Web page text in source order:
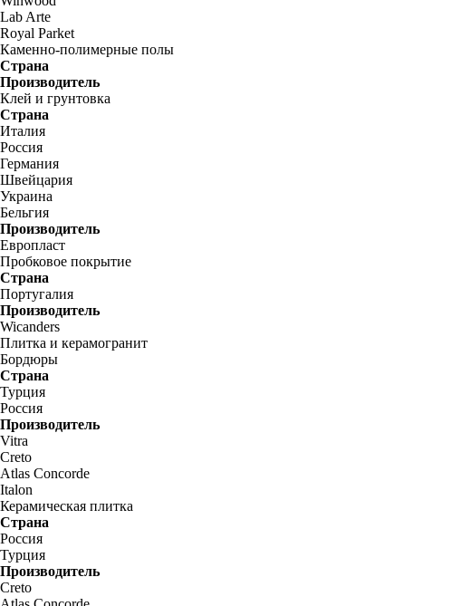
Lab Arte
Royal Parket
Каменно-полимерные полы
Страна
Производитель
Клей и грунтовка
Страна
Италия
Россия
Германия
Швейцария
Украина
Бельгия
Производитель
Европласт
Пробковое покрытие
Страна
Португалия
Производитель
Wicanders
Плитка и керамогранит
Бордюры
Страна
Турция
Россия
Производитель
Vitra
Creto
Atlas Concorde
Italon
Керамическая плитка
Страна
Россия
Турция
Производитель
Creto